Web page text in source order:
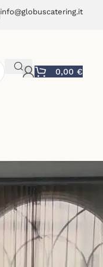
info@globuscatering.it
0,00 €